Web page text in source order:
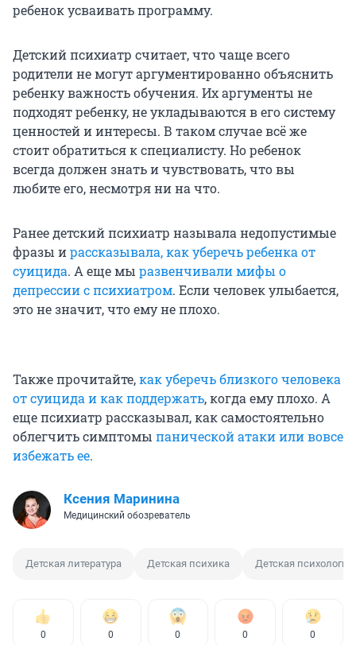
ребенок усваивать программу.
Детский психиатр считает, что чаще всего
родители не могут аргументированно объяснить
ребенку важность обучения. Их аргументы не
подходят ребенку, не укладываются в его систему
ценностей и интересы. В таком случае всё же
стоит обратиться к специалисту. Но ребенок
всегда должен знать и чувствовать, что вы
любите его, несмотря ни на что.
Ранее детский психиатр называла недопустимые
фразы ирассказывала, как уберечь ребенка от
суицида. А еще мы развенчивали мифы о
депрессии с психиатром. Если человек улыбается,
это не значит, что ему не плохо.
Также прочитайте,как уберечь близкого человека
от суицида и как поддержать, когда ему плохо. А
еще психиатр рассказывал, как самостоятельно
облегчить симптомы панической атаки или вовсе
избежать ее.
Ксения Маринина
Медицинский обозреватель
Детская литература Детская психика Детская психология
0 0 0 0 0